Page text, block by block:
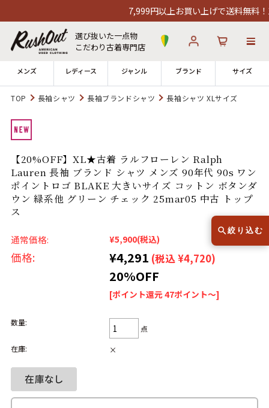
7,999円以上お買い上げで送料無料！12
選び抜いた一点物
こだわり古着専門店
メンズ レディース ジャンル ブランド サイズ
店舗一覧
全国7店舗・公式通販の比較
発送について 12時までのご注文で当日出荷！
今週のHOTワード（7/29〜8/4）
映画 3
Search by Brand
TOP 長袖シャツ 長袖ブランドシャツ 長袖シャツ XLサイズ
【20%OFF】XL★古着 ラルフローレン Ralph
Lauren 長袖 ブランド シャツ メンズ 90年代 90s ワン
ポイントロゴ BLAKE 大きいサイズ コットン ボタンダ
ウン 緑系他 グリーン チェック 25mar05 中古 トップ
ス
通常価格: ¥5,900(税込)
価格: ¥4,291 (税込 ¥4,720)
20%OFF
[ポイント還元 47ポイント～]
数量:
点
在庫:
×
絞り込む